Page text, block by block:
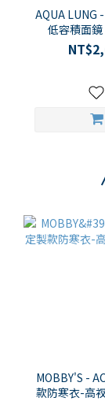
AQUA LUNG
低容積面
MOBBY'S -
款防寒衣-高